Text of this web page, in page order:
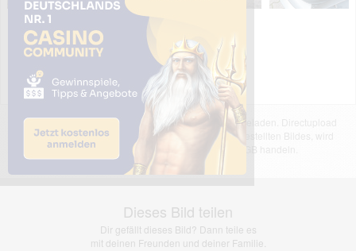
Das dargestellte Bild wurde von einem Nutzer hochgeladen. Directupload
übernimmt keinerlei Haftung für den Inhalt des dargestellten Bildes, wird
jedoch bei Verstößen nach §2(3) unserer AGB handeln.
Dieses Bild teilen
Dir gefällt dieses Bild? Dann teile es
mit deinen Freunden und deiner Familie.